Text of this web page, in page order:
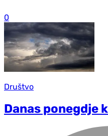
0
Društvo
Danas ponegdje